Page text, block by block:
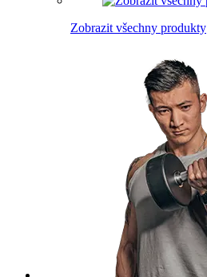
Zobrazit všechny produkty